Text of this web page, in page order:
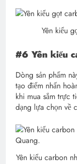
Yên kiểu
#6 Yên kiểu
Dòng sản phẩm
tạo điểm nhấn
khi mua sắm trực
dạng lựa chọn về
Yên kiểu carbon